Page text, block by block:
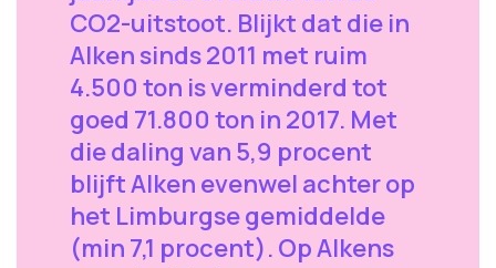
CO2-uitstoot. Blijkt dat die in
Alken sinds 2011 met ruim
4.500 ton is verminderd tot
goed 71.800 ton in 2017. Met
die daling van 5,9 procent
blijft Alken evenwel achter op
het Limburgse gemiddelde
(min 7,1 procent). Op Alkens